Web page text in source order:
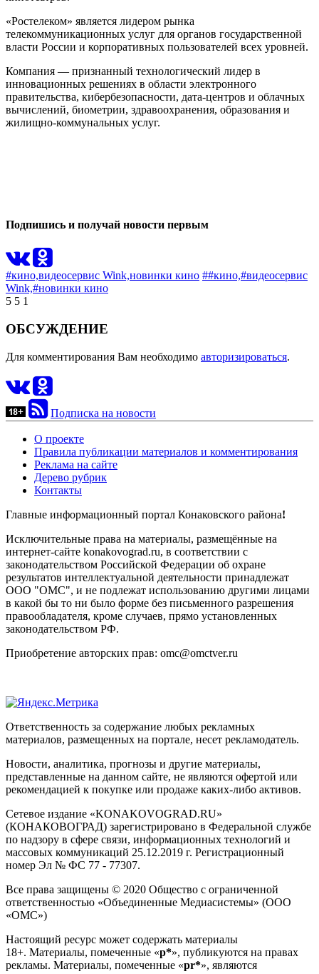
«Ростелеком» является лидером рынка
телекоммуникационных услуг для органов государственной
власти России и корпоративных пользователей всех уровней.
Компания — признанный технологический лидер в
инновационных решениях в области электронного
правительства, кибербезопасности, дата-центров и облачных
вычислений, биометрии, здравоохранения, образования и
жилищно-коммунальных услуг.
Подпишись и получай новости первым
#кино,видеосервис Wink,новинки кино ##кино,#видеосервис
Wink,#новинки кино
5 5 1
ОБСУЖДЕНИЕ
Для комментирования Вам необходимо авторизироваться.
Подписка на новости
О проекте
Правила публикации материалов и комментирования
Реклама на сайте
Дерево рубрик
Контакты
Главные информационный портал Конаковского района!
Исключительные права на материалы, размещённые на
интернет-сайте konakovograd.ru, в соответствии с
законодательством Российской Федерации об охране
результатов интеллектуальной деятельности принадлежат
ООО "ОМС", и не подлежат использованию другими лицами
в какой бы то ни было форме без письменного разрешения
правообладателя, кроме случаев, прямо установленных
законодательством РФ.
Приобретение авторских прав: omc@omctver.ru
Ответственность за содержание любых рекламных
материалов, размещенных на портале, несет рекламодатель.
Новости, аналитика, прогнозы и другие материалы,
представленные на данном сайте, не являются офертой или
рекомендацией к покупке или продаже каких-либо активов.
Сетевое издание «KONAKOVOGRAD.RU»
(КОНАКОВОГРАД) зарегистрировано в Федеральной службе
по надзору в сфере связи, информационных технологий и
массовых коммуникаций 25.12.2019 г. Регистрационный
номер Эл № ФС 77 - 77307.
Все права защищены © 2020 Общество с ограниченной
ответственностью «Объединенные Медиасистемы» (ООО
«ОМС»)
Настоящий ресурс может содержать материалы
18+. Материалы, помеченные «р*», публикуются на правах
рекламы. Материалы, помеченные «рr*», являются